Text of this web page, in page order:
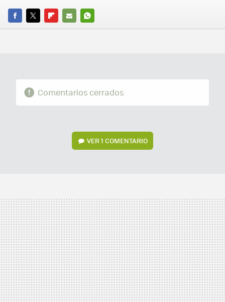
FACEBOOK
TWITTERFLIPBOARD
E-
WHATSAPP
Comentarios cerrados
VER1 COMENTARIO